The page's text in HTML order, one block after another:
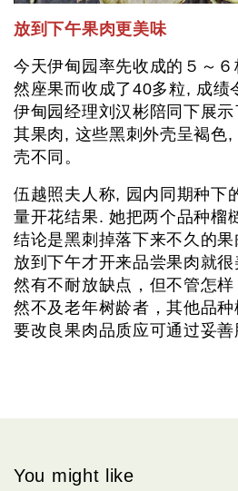
放到下午果肉更美味
今天伊甸园率先收成的５～
然座果而收成了40多粒, 成绩
伊甸园经理刘汉彬陪同下展
其果肉, 这些黑刺外壳呈褐色
壳不同。
伍越照夫人称, 园内同期种下
量开花结果. 她把两个品种榴
结论是黑刺掉落下来不久的
放到下午才开来品尝果肉就
然有不耐放缺点，但不管怎
然不及老年树龄者，其他品
要改良果肉品质应可通过妥
You might like